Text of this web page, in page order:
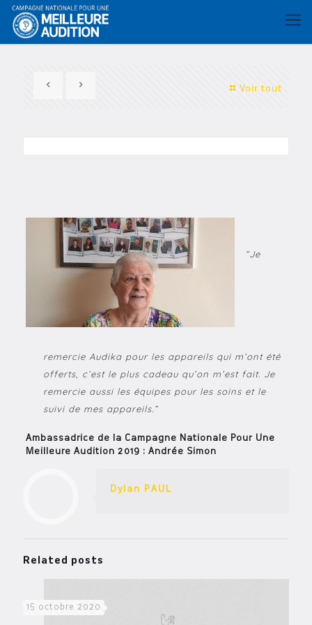
Voir tout
“Je
remercie Audika pour les appareils qui m’ont été
offerts, c’est le plus cadeau qu’on m’est fait. Je
remercie aussi les équipes pour les soins et le
suivi de mes appareils.”
Ambassadrice de la Campagne Nationale Pour Une
Meilleure Audition 2019 : Andrée Simon
Dylan PAUL
Related posts
15 octobre 2020